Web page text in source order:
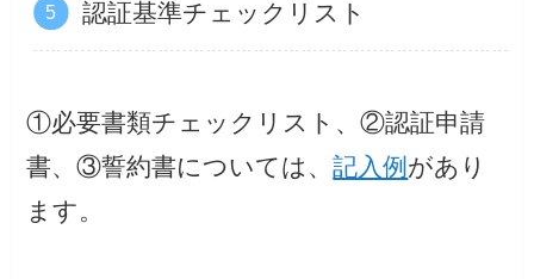
認証基準チェックリスト
①必要書類チェックリスト、②認証申請
書、③誓約書については、記入例 があり
ます。